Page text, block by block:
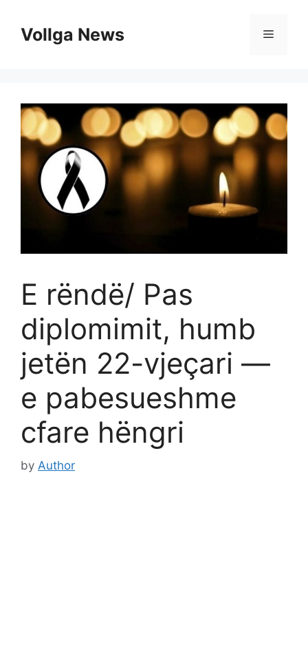
contentVollga News Menu
E rëndë/ Pas
diplomimit, humb
jetën 22-vjeçari —
e pabesueshme
cfare hëngri
by Author